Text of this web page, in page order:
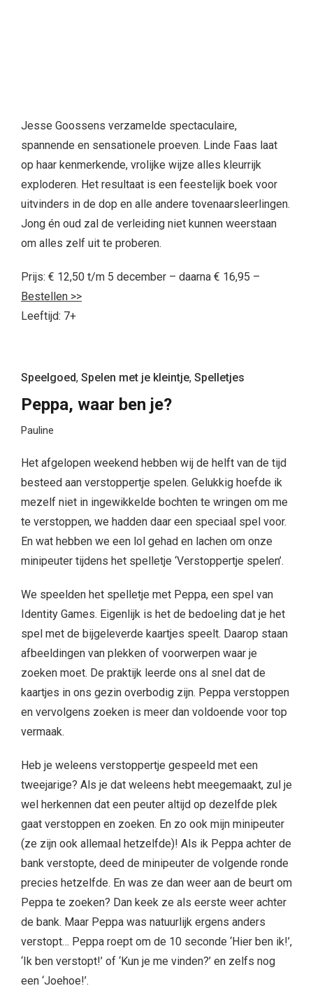
Jesse Goossens verzamelde spectaculaire,
spannende en sensationele proeven. Linde Faas laat
op haar kenmerkende, vrolijke wijze alles kleurrijk
exploderen. Het resultaat is een feestelijk boek voor
uitvinders in de dop en alle andere tovenaarsleerlingen.
Jong én oud zal de verleiding niet kunnen weerstaan
om alles zelf uit te proberen.
Prijs: € 12,50 t/m 5 december – daarna € 16,95 –
Bestellen >>
Leeftijd: 7+
Speelgoed, Spelen met je kleintje, Spelletjes
Peppa, waar ben je?
Pauline
Het afgelopen weekend hebben wij de helft van de tijd
besteed aan verstoppertje spelen. Gelukkig hoefde ik
mezelf niet in ingewikkelde bochten te wringen om me
te verstoppen, we hadden daar een speciaal spel voor.
En wat hebben we een lol gehad en lachen om onze
minipeuter tijdens het spelletje ‘Verstoppertje spelen’.
We speelden het spelletje met Peppa, een spel van
Identity Games. Eigenlijk is het de bedoeling dat je het
spel met de bijgeleverde kaartjes speelt. Daarop staan
afbeeldingen van plekken of voorwerpen waar je
zoeken moet. De praktijk leerde ons al snel dat de
kaartjes in ons gezin overbodig zijn. Peppa verstoppen
en vervolgens zoeken is meer dan voldoende voor top
vermaak.
Heb je weleens verstoppertje gespeeld met een
tweejarige? Als je dat weleens hebt meegemaakt, zul je
wel herkennen dat een peuter altijd op dezelfde plek
gaat verstoppen en zoeken. En zo ook mijn minipeuter
(ze zijn ook allemaal hetzelfde)! Als ik Peppa achter de
bank verstopte, deed de minipeuter de volgende ronde
precies hetzelfde. En was ze dan weer aan de beurt om
Peppa te zoeken? Dan keek ze als eerste weer achter
de bank. Maar Peppa was natuurlijk ergens anders
verstopt… Peppa roept om de 10 seconde ‘Hier ben ik!’,
‘Ik ben verstopt!’ of ‘Kun je me vinden?’ en zelfs nog
een ‘Joehoe!’.